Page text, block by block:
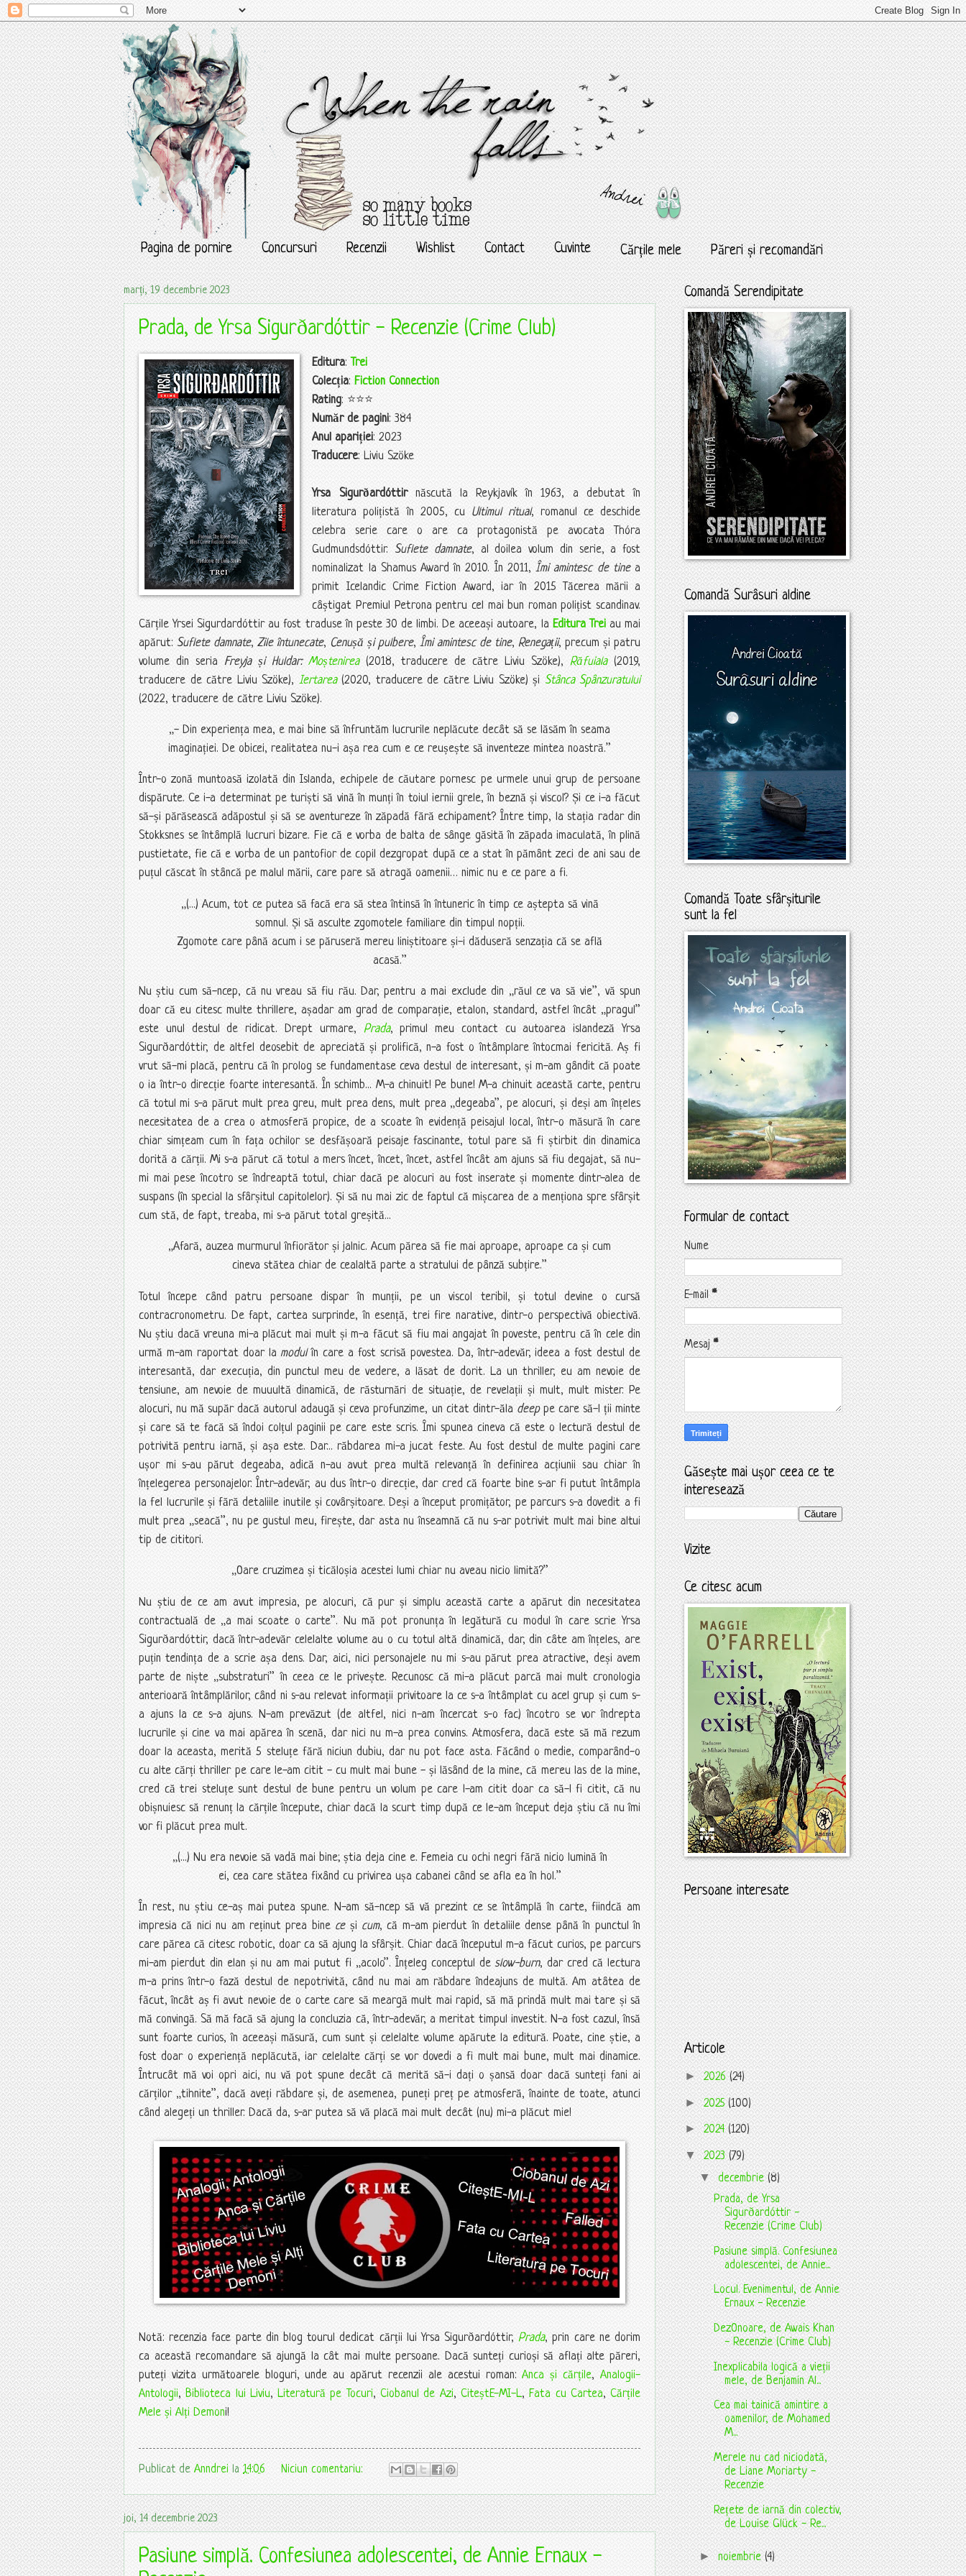
Pagina de pornire Concursuri Recenzii Wishlist Contact Cuvinte Cărțile mele Păreri și recomandări
marți, 19 decembrie 2023
Prada, de Yrsa Sigurðardóttir - Recenzie (Crime Club)
Editura: Trei
Colecția:Fiction Connection
Rating: ⭐️⭐️⭐️
Număr de pagini: 384
Anul apariției: 2023
Traducere: Liviu Szöke
Yrsa Sigurðardóttirnăscută la Reykjavík în 1963, a debutat în
literatura polițistă în 2005, cu Ultimul ritual, romanul ce deschide
celebra serie care o are ca protagonistă pe avocata Thóra
Gudmundsdóttir. Suflete damnate, al doilea volum din serie, a fost
nominalizat la Shamus Award în 2010. În 2011, Îmi amintesc de tinea
primit Icelandic Crime Fiction Award, iar în 2015 Tăcerea mării a
câștigat Premiul Petrona pentru cel mai bun roman polițist scandinav.
Cărțile Yrsei Sigurdardóttir au fost traduse în peste 30 de limbi. De aceeași autoare, la Editura Treiau mai
apărut: Suflete damnate, Zile întunecate, Cenușă și pulbere, Îmi amintesc de tine,Renegații, precum și patru
volume din seria Freyja și Huldar: Moștenirea (2018, traducere de către Liviu Szöke), Răfuiala (2019,
traducere de către Liviu Szöke), Iertarea(2020, traducere de către Liviu Szöke) și Stânca Spânzuratului
(2022, traducere de către Liviu Szöke).
„- Din experiența mea, e mai bine să înfruntăm lucrurile neplăcute decât să se lăsăm în seama
imaginației. De obicei, realitatea nu-i așa rea cum e ce reușește să inventeze mintea noastră.”
Într-o zonă muntoasă izolată din Islanda, echipele de căutare pornesc pe urmele unui grup de persoane
dispărute. Ce i-a determinat pe turiști să vină în munți în toiul iernii grele, în beznă și viscol? Și ce i-a făcut
să-și părăsească adăpostul și să se aventureze în zăpadă fără echipament? Între timp, la stația radar din
Stokksnes se întâmplă lucruri bizare. Fie că e vorba de balta de sânge găsită în zăpada imaculată, în plină
pustietate, fie că e vorba de un pantofior de copil dezgropat după ce a stat în pământ zeci de ani sau de
puțul căscat în stâncă pe malul mării, care pare să atragă oamenii… nimic nu e ce pare a fi.
„(...) Acum, tot ce putea să facă era să stea întinsă în întuneric în timp ce aștepta să vină
somnul. Și să asculte zgomotele familiare din timpul nopții.
Zgomote care până acum i se păruseră mereu liniștitoare și-i dăduseră senzația că se află
acasă.”
Nu știu cum să-ncep, că nu vreau să fiu rău. Dar, pentru a mai exclude din „răul ce va să vie”, vă spun
doar că eu citesc multe thrillere, așadar am grad de comparație, etalon, standard, astfel încât „pragul”
este unul destul de ridicat. Drept urmare, Prada, primul meu contact cu autoarea islandeză Yrsa
Sigurðardóttir, de altfel deosebit de apreciată și prolifică, n-a fost o întâmplare întocmai fericită. Aș fi
vrut să-mi placă, pentru că în prolog se fundamentase ceva destul de interesant, și m-am gândit că poate
o ia într-o direcție foarte interesantă. În schimb... M-a chinuit! Pe bune! M-a chinuit această carte, pentru
că totul mi s-a părut mult prea greu, mult prea dens, mult prea „degeaba”, pe alocuri, și deși am înțeles
necesitatea de a crea o atmosferă propice, de a scoate în evidență peisajul local, într-o măsură în care
chiar simțeam cum în fața ochilor se desfășoară peisaje fascinante, totul pare să fi știrbit din dinamica
dorită a cărții. Mi s-a părut că totul a mers încet, încet, încet, astfel încât am ajuns să fiu degajat, să nu-
mi mai pese încotro se îndreaptă totul, chiar dacă pe alocuri au fost inserate și momente dintr-alea de
suspans (în special la sfârșitul capitolelor). Și să nu mai zic de faptul că mișcarea de a menționa spre sfârșit
cum stă, de fapt, treaba, mi s-a părut total greșită...
„Afară, auzea murmurul înfiorător și jalnic. Acum părea să fie mai aproape, aproape ca și cum
cineva stătea chiar de cealaltă parte a stratului de pânză subțire.”
Totul începe când patru persoane dispar în munții, pe un viscol teribil, și totul devine o cursă
contracronometru. De fapt, cartea surprinde, în esență, trei fire narative, dintr-o perspectivă obiectivă.
Nu știu dacă vreuna mi-a plăcut mai mult și m-a făcut să fiu mai angajat în poveste, pentru că în cele din
urmă m-am raportat doar lamodulîn care a fost scrisă povestea. Da, într-adevăr, ideea a fost destul de
interesantă, dar execuția, din punctul meu de vedere, a lăsat de dorit. La un thriller, eu am nevoie de
tensiune, am nevoie de muuultă dinamică, de răsturnări de situație, de revelații și mult, mult mister. Pe
alocuri, nu mă supăr dacă autorul adaugă și ceva profunzime, un citat dintr-ăla deep pe care să-l ții minte
și care să te facă să îndoi colțul paginii pe care este scris. Îmi spunea cineva că este o lectură destul de
potrivită pentru iarnă, și așa este. Dar... răbdarea mi-a jucat feste. Au fost destul de multe pagini care
ușor mi s-au părut degeaba, adică n-au avut prea multă relevanță în definirea acțiunii sau chiar în
înțelegerea personajelor. Într-adevăr, au dus într-o direcție, dar cred că foarte bine s-ar fi putut întâmpla
la fel lucrurile și fără detaliile inutile și covârșitoare. Deși a început promițător, pe parcurs s-a dovedit a fi
mult prea „seacă”, nu pe gustul meu, firește, dar asta nu înseamnă că nu s-ar potrivit mult mai bine altui
tip de cititori.
„Oare cruzimea și ticăloșia acestei lumi chiar nu aveau nicio limită?”
Nu știu de ce am avut impresia, pe alocuri, că pur și simplu această carte a apărut din necesitatea
contractuală de „a mai scoate o carte”. Nu mă pot pronunța în legătură cu modul în care scrie Yrsa
Sigurðardóttir, dacă într-adevăr celelalte volume au o cu totul altă dinamică, dar, din câte am înțeles, are
puțin tendința de a scrie așa dens. Dar, aici, nici personajele nu mi s-au părut prea atractive, deși avem
parte de niște „substraturi” în ceea ce le privește. Recunosc că mi-a plăcut parcă mai mult cronologia
anterioară întâmplărilor, când ni s-au relevat informații privitoare la ce s-a întâmplat cu acel grup și cum s-
a ajuns la ce s-a ajuns. N-am prevăzut (de altfel, nici n-am încercat s-o fac) încotro se vor îndrepta
lucrurile și cine va mai apărea în scenă, dar nici nu m-a prea convins. Atmosfera, dacă este să mă rezum
doar la aceasta, merită 5 steluțe fără niciun dubiu, dar nu pot face asta. Făcând o medie, comparând-o
cu alte cărți thriller pe care le-am citit - cu mult mai bune - și lăsând de la mine, că mereu las de la mine,
cred că trei steluțe sunt destul de bune pentru un volum pe care l-am citit doar ca să-l fi citit, că nu
obișnuiesc să renunț la cărțile începute, chiar dacă la scurt timp după ce le-am început deja știu că nu îmi
vor fi plăcut prea mult.
„(...) Nu era nevoie să vadă mai bine; știa deja cine e. Femeia cu ochi negri fără nicio lumină în
ei, cea care stătea fixând cu privirea ușa cabanei când se afla ea în hol.”
În rest, nu știu ce-aș mai putea spune. N-am să-ncep să vă prezint ce se întâmplă în carte, fiindcă am
impresia că nici nu am reținut prea bine ce și cum, că m-am pierdut în detaliile dense până în punctul în
care părea că citesc robotic, doar ca să ajung la sfârșit. Chiar dacă începutul m-a făcut curios, pe parcurs
mi-am pierdut din elan și nu am mai putut fi „acolo”. Înțeleg conceptul deslow-burn, dar cred că lectura
m-a prins într-o fază destul de nepotrivită, când nu mai am răbdare îndeajuns de multă. Am atâtea de
făcut, încât aș fi avut nevoie de o carte care să meargă mult mai rapid, să mă prindă mult mai tare și să
mă convingă. Să mă facă să ajung la concluzia că, într-adevăr, a meritat timpul investit. N-a fost cazul, însă
sunt foarte curios, în aceeași măsură, cum sunt și celelalte volume apărute la editură. Poate, cine știe, a
fost doar o experiență neplăcută, iar celelalte cărți se vor dovedi a fi mult mai bune, mult mai dinamice.
Întrucât mă voi opri aici, nu vă pot spune decât că merită să-i dați o șansă doar dacă sunteți fani ai
cărților „tihnite”, dacă aveți răbdare și, de asemenea, puneți preț pe atmosferă, înainte de toate, atunci
când alegeți un thriller. Dacă da, s-ar putea să vă placă mai mult decât (nu) mi-a plăcut mie!
Notă: recenzia face parte din blog tourul dedicat cărții lui Yrsa Sigurðardóttir,Prada, prin care ne dorim
ca această recomandare să ajungă la cât mai multe persoane. Dacă sunteți curioși să aflați alte păreri,
puteți vizita următoarele bloguri, unde au apărut recenzii ale acestui roman:Anca și cărțile,Analogii-
Antologii,Biblioteca lui Liviu,Literatură pe Tocuri,Ciobanul de Azi, CiteștE-MI-L,Fata cu Cartea,Cărțile
Mele și Alți Demoni!
Publicat de Anndrei la 14:06 Niciun comentariu:
joi, 14 decembrie 2023
Pasiune simplă. Confesiunea adolescentei, de Annie Ernaux -
Comandă Serendipitate
Comandă Surâsuri aldine
Comandă Toate sfârșiturile
sunt la fel
Formular de contact
Nume
E-mail*
Mesaj*
Găsește mai ușor ceea ce te
interesează
Vizite
Ce citesc acum
Persoane interesate
Articole
►2026(24)
►2025(100)
►2024(120)
▼2023(79)
▼decembrie(8)
Prada, de Yrsa
Sigurðardóttir -
Recenzie (Crime Club)
Pasiune simplă. Confesiunea
adolescentei, de Annie...
Locul. Evenimentul, de Annie
Ernaux - Recenzie
DezOnoare, de Awais Khan
- Recenzie (Crime Club)
Inexplicabila logică a vieții
mele, de Benjamin Al...
Cea mai tainică amintire a
oamenilor, de Mohamed
M...
Merele nu cad niciodată,
de Liane Moriarty -
Recenzie
Rețete de iarnă din colectiv,
de Louise Glück - Re...
►noiembrie(4)